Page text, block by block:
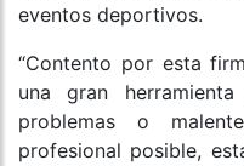
eventos deportivos.
“Contento por esta
una gran
problemas o
profesional posible,